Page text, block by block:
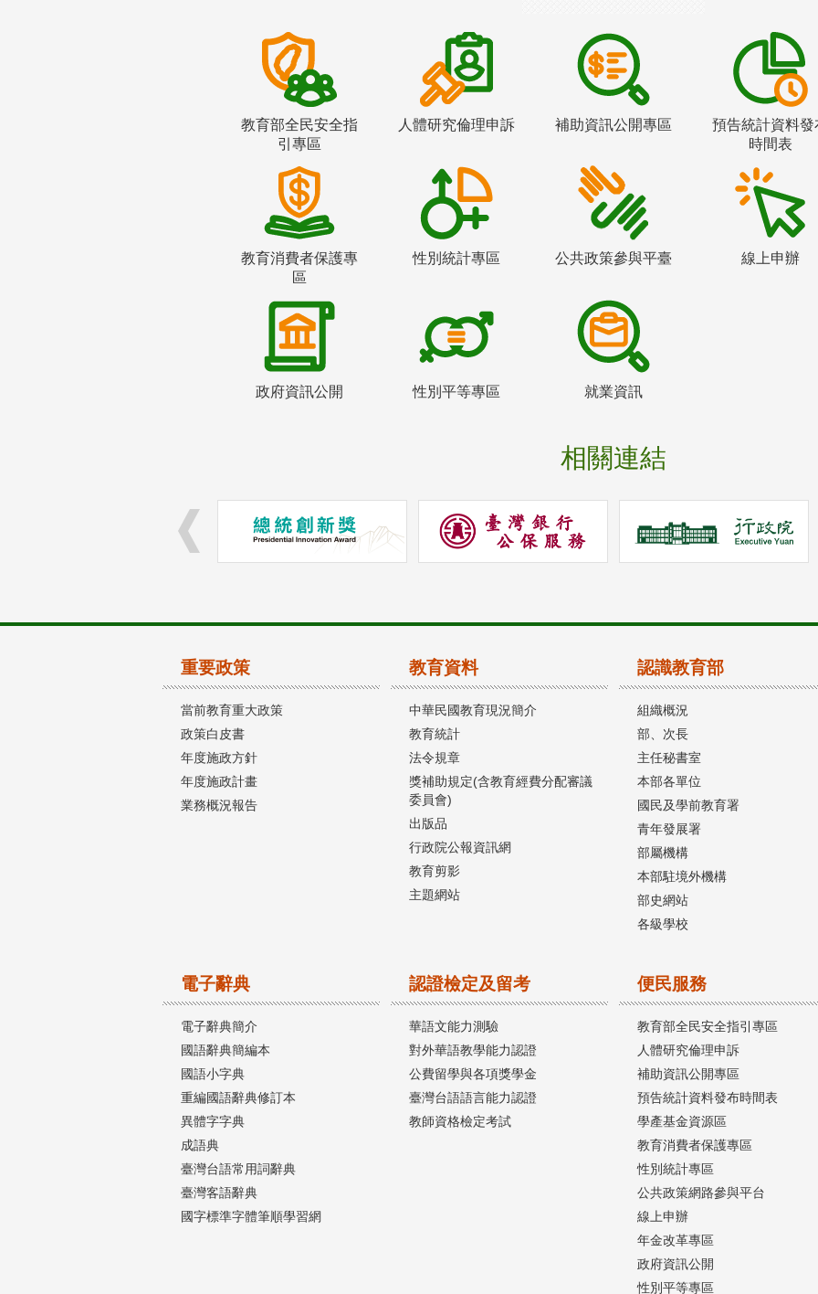
教育部全民安全指
引專區
人體研究倫理申訴 補助資訊公開專區
預告統計資料發
時間表
教育消費者保護專
區
性別統計專區 公共政策參與平臺 線上申辦
政府資訊公開 性別平等專區 就業資訊
相關連結
重要政策
當前教育重大政策
政策白皮書
年度施政方針
年度施政計畫
業務概況報告
教育資料
中華民國教育現況簡介
教育統計
法令規章
獎補助規定(含教育經費分配審議
委員會)
出版品
行政院公報資訊網
教育剪影
主題網站
認識教育部
組織概況
部、次長
主任秘書室
本部各單位
國民及學前教育署
青年發展署
部屬機構
本部駐境外機構
部史網站
各級學校
電子辭典
電子辭典簡介
國語辭典簡編本
國語小字典
重編國語辭典修訂本
異體字字典
成語典
臺灣台語常用詞辭典
臺灣客語辭典
國字標準字體筆順學習網
認證檢定及留考
華語文能力測驗
對外華語教學能力認證
公費留學與各項獎學金
臺灣台語語言能力認證
教師資格檢定考試
便民服務
教育部全民安全指引專區
人體研究倫理申訴
補助資訊公開專區
預告統計資料發布時間表
學產基金資源區
教育消費者保護專區
性別統計專區
公共政策網路參與平台
線上申辦
年金改革專區
政府資訊公開
性別平等專區